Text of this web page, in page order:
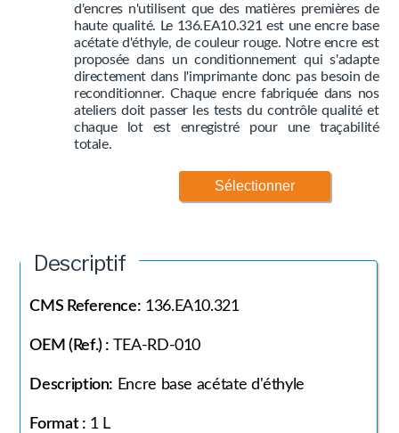
d'encres n'utilisent que des matières premières de
haute qualité. Le 136.EA10.321 est une encre base
acétate d'éthyle, de couleur rouge. Notre encre est
proposée dans un conditionnement qui s'adapte
directement dans l'imprimante donc pas besoin de
reconditionner. Chaque encre fabriquée dans nos
ateliers doit passer les tests du contrôle qualité et
chaque lot est enregistré pour une traçabilité
totale.
Sélectionner
Descriptif
CMS Reference: 136.EA10.321
OEM (Ref.) : TEA-RD-010
Description: Encre base acétate d'éthyle
Format : 1 L